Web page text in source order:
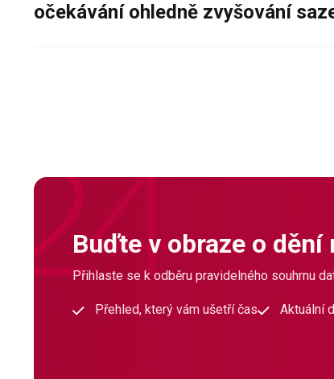
očekávání ohledně zvyšování
Buďte v obraze o
Přihlaste se k odběru pravidelného souhrnu
Přehled, který vám ušetří čas Aktuální